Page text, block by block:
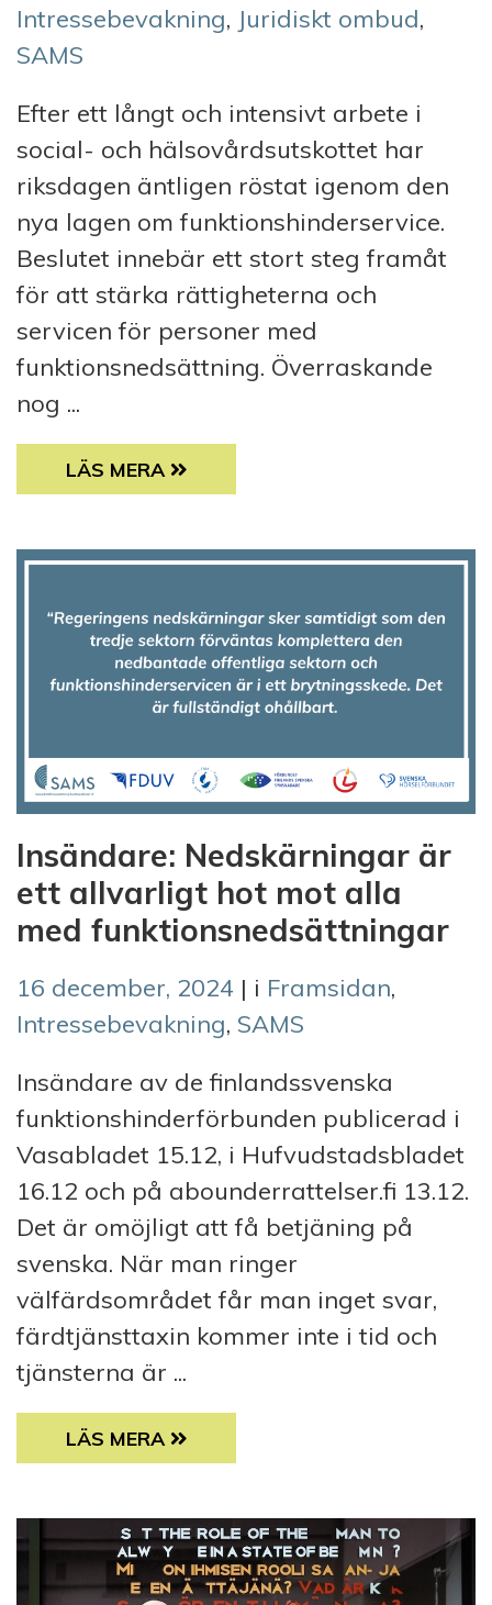
Intressebevakning, Juridiskt ombud,
SAMS
Efter ett långt och intensivt arbete i
social- och hälsovårdsutskottet har
riksdagen äntligen röstat igenom den
nya lagen om funktionshinderservice.
Beslutet innebär ett stort steg framåt
för att stärka rättigheterna och
servicen för personer med
funktionsnedsättning. Överraskande
nog ...
NY LAG OM FUNKTIONSHINDERSERVICE
LÄS MERA
Insändare: Nedskärningar är
ett allvarligt hot mot alla
med funktionsnedsättningar
16 december, 2024 | i Framsidan,
Intressebevakning, SAMS
Insändare av de finlandssvenska
funktionshinderförbunden publicerad i
Vasabladet 15.12, i Hufvudstadsbladet
16.12 och på abounderrattelser.fi 13.12.
Det är omöjligt att få betjäning på
svenska. När man ringer
välfärdsområdet får man inget svar,
färdtjänsttaxin kommer inte i tid och
tjänsterna är ...
INSÄNDARE: NEDSKÄRNINGAR ÄR ETT
LÄS MERA